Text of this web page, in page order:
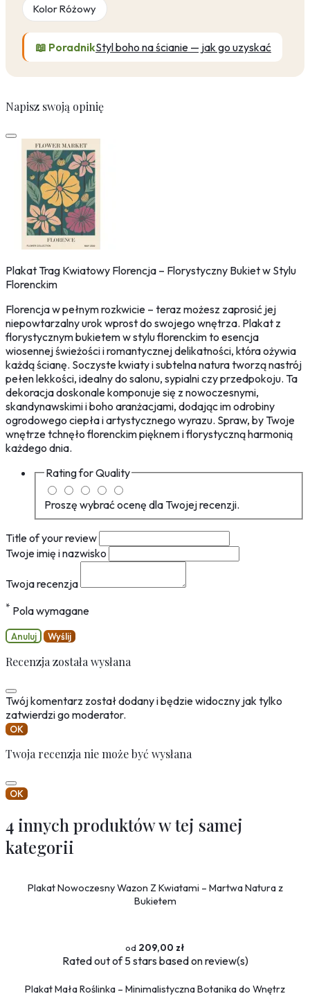
Kolor Różowy
📖 PoradnikStyl boho na ścianie — jak go uzyskać
Napisz swoją opinię
Plakat Trag Kwiatowy Florencja – Florystyczny Bukiet w Stylu
Florenckim
Florencja w pełnym rozkwicie – teraz możesz zaprosić jej
niepowtarzalny urok wprost do swojego wnętrza. Plakat z
florystycznym bukietem w stylu florenckim to esencja
wiosennej świeżości i romantycznej delikatności, która ożywia
każdą ścianę. Soczyste kwiaty i subtelna natura tworzą nastrój
pełen lekkości, idealny do salonu, sypialni czy przedpokoju. Ta
dekoracja doskonale komponuje się z nowoczesnymi,
skandynawskimi i boho aranżacjami, dodając im odrobiny
ogrodowego ciepła i artystycznego wyrazu. Spraw, by Twoje
wnętrze tchnęło florenckim pięknem i florystyczną harmonią
każdego dnia.
Rating forQuality
Proszę wybrać ocenę dla Twojej recenzji.
Title of your review
Twoje imię i nazwisko
Twoja recenzja
* Pola wymagane
Anuluj Wyślij
Recenzja została wysłana
Twój komentarz został dodany i będzie widoczny jak tylko
zatwierdzi go moderator.
OK
Twoja recenzja nie może być wysłana
OK
4 innych produktów w tej samej
kategorii
Plakat Nowoczesny Wazon Z Kwiatami – Martwa Natura z
Bukietem
209,00 zł
Ratedout of 5 stars based onreview(s)
Plakat Mała Roślinka – Minimalistyczna Botanika do Wnętrz